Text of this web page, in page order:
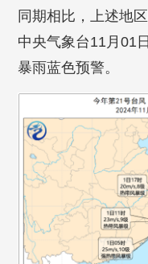
同期相比，上述地
中央气象台11月01
暴雨蓝色预警。